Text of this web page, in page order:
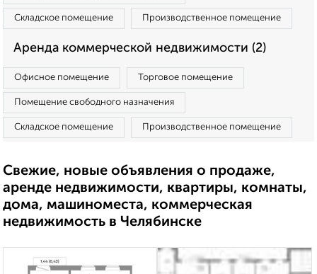
Складское помещение Производственное помещение
Аренда коммерческой недвижимости (2)
Офисное помещение Торговое помещение
Помещение свободного назначения
Складское помещение Производственное помещение
Свежие, новые объявления о продаже,
аренде недвижимости, квартиры, комнаты,
дома, машиноместа, коммерческая
недвижимость в Челябинске